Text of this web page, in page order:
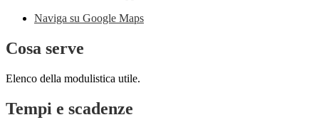
Naviga su Google Maps
Cosa serve
Elenco della modulistica utile.
Tempi e scadenze